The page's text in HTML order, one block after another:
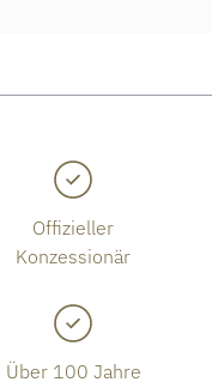
Offizieller
Konzessionär
Über 100 Jahre